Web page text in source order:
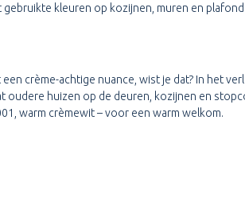
gebruikte kleuren op kozijnen, muren en
crème-achtige nuance, wist je dat? In het
oudere huizen op de deuren, kozijnen en
warm crèmewit – voor een warm welkom.